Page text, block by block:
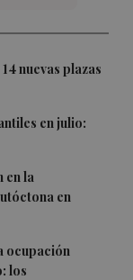
nuevas plazas
en julio:
en la
en
ocupación
los